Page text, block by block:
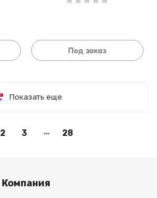
Под заказ
Показать еще
2 3 28
Компания